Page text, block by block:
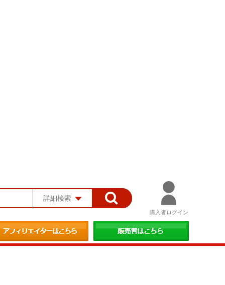
詳細検索
購入者ログイン